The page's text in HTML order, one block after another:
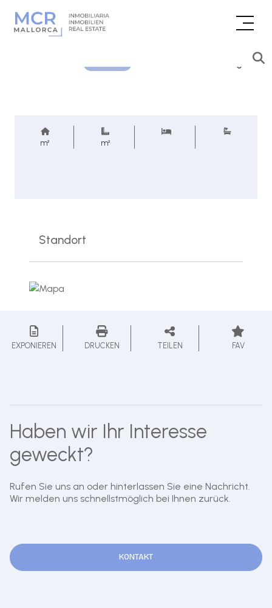
m² m²
Standort
EXPONIEREN DRUCKEN TEILEN FAV
Haben wir Ihr Interesse
geweckt?
Rufen Sie uns an oder hinterlassen Sie eine Nachricht.
Wir melden uns schnellstmöglich bei Ihnen zurück.
KONTAKT